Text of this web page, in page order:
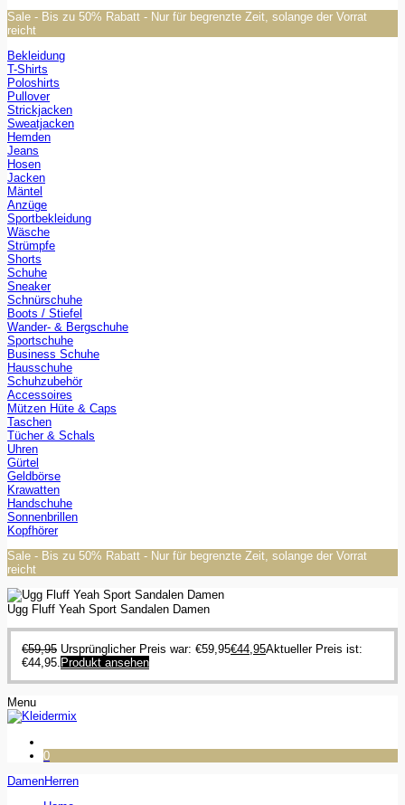
Sale - Bis zu 50% Rabatt - Nur für begrenzte Zeit, solange der Vorrat
reicht
Bekleidung
T-Shirts
Poloshirts
Pullover
Strickjacken
Sweatjacken
Hemden
Jeans
Hosen
Jacken
Mäntel
Anzüge
Sportbekleidung
Wäsche
Strümpfe
Shorts
Schuhe
Sneaker
Schnürschuhe
Boots / Stiefel
Wander- & Bergschuhe
Sportschuhe
Business Schuhe
Hausschuhe
Schuhzubehör
Accessoires
Mützen Hüte & Caps
Taschen
Tücher & Schals
Uhren
Gürtel
Geldbörse
Krawatten
Handschuhe
Sonnenbrillen
Kopfhörer
Sale - Bis zu 50% Rabatt - Nur für begrenzte Zeit, solange der Vorrat
reicht
Ugg Fluff Yeah Sport Sandalen Damen
€59,95 Ursprünglicher Preis war: €59,95€44,95Aktueller Preis ist:
€44,95. Produkt ansehen
Menu
0
DamenHerren